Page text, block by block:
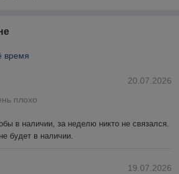
время
20.07.2026
плохо
в наличии, за неделю никто не связался.
будет в наличии.
19.07.2026